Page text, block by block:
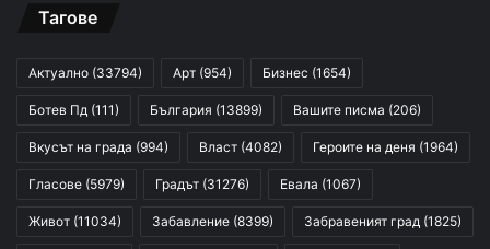
Тагове
Актуално (33794) Арт (954) Бизнес (1654)
Ботев Пд (111) България (13899) Вашите писма (206)
Вкусът на града (994) Власт (4082) Героите на деня (1964)
Гласове (5979) Градът (31276) Евала (1067)
Живот (11034) Забавление (8399) Забравеният град (1825)